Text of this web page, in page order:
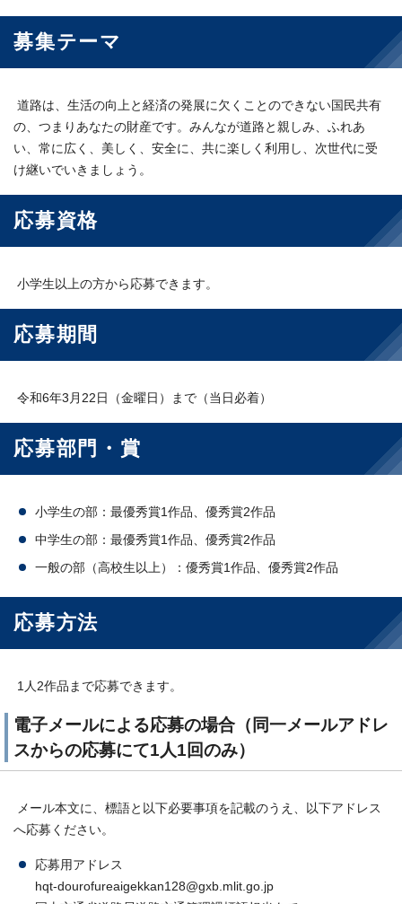
募集テーマ
道路は、生活の向上と経済の発展に欠くことのできない国民共有
の、つまりあなたの財産です。みんなが道路と親しみ、ふれあ
い、常に広く、美しく、安全に、共に楽しく利用し、次世代に受
け継いでいきましょう。
応募資格
小学生以上の方から応募できます。
応募期間
令和6年3月22日（金曜日）まで（当日必着）
応募部門・賞
小学生の部：最優秀賞1作品、優秀賞2作品
中学生の部：最優秀賞1作品、優秀賞2作品
一般の部（高校生以上）：優秀賞1作品、優秀賞2作品
応募方法
1人2作品まで応募できます。
電子メールによる応募の場合（同一メールアドレ
スからの応募にて1人1回のみ）
メール本文に、標語と以下必要事項を記載のうえ、以下アドレス
へ応募ください。
応募用アドレス
hqt-dourofureaigekkan128@gxb.mlit.go.jp